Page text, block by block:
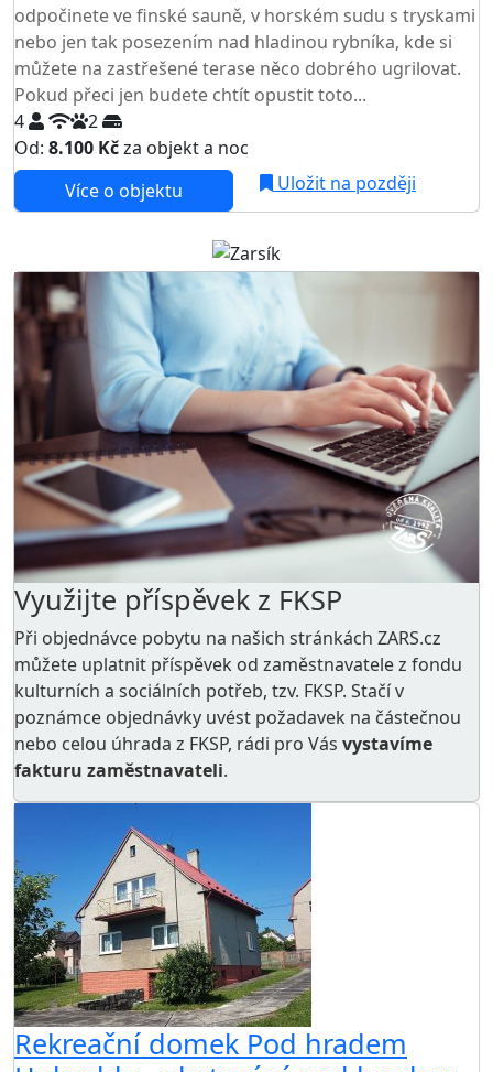
odpočinete ve finské sauně, v horském sudu s tryskami
nebo jen tak posezením nad hladinou rybníka, kde si
můžete na zastřešené terase něco dobrého ugrilovat.
Pokud přeci jen budete chtít opustit toto...
4
2
Od: 8.100 Kčza objekt a noc
Více o objektu Uložit na později
Využijte příspěvek z FKSP
Při objednávce pobytu na našich stránkách ZARS.cz
můžete uplatnit příspěvek od zaměstnavatele z fondu
kulturních a sociálních potřeb, tzv. FKSP. Stačí v
poznámce objednávky uvést požadavek na částečnou
nebo celou úhrada z FKSP, rádi pro Vás vystavíme
fakturu zaměstnavateli.
Rekreační domek Pod hradem